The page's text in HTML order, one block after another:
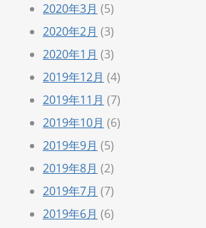
2020年3月 (5)
2020年2月 (3)
2020年1月 (3)
2019年12月 (4)
2019年11月 (7)
2019年10月 (6)
2019年9月 (5)
2019年8月 (2)
2019年7月 (7)
2019年6月 (6)